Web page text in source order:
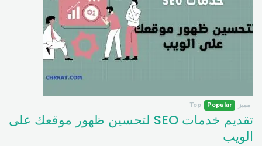
مميز Popular
Top
تقديم خدمات SEO لتحسين ظهور موقعك على
الويب